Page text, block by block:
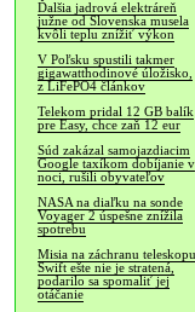
Ďalšia jadrová elektráreň
južne od Slovenska musela
kvôli teplu znížiť výkon
V Poľsku spustili takmer
gigawatthodinové úložisko,
z LiFePO4 článkov
Telekom pridal 12 GB balík
pre Easy, chce zaň 12 eur
Súd zakázal samojazdiacim
Google taxíkom dobíjanie v
noci, rušili obyvateľov
NASA na diaľku na sonde
Voyager 2 úspešne znížila
spotrebu
Misia na záchranu teleskopu
Swift ešte nie je stratená,
podarilo sa spomaliť jej
otáčanie